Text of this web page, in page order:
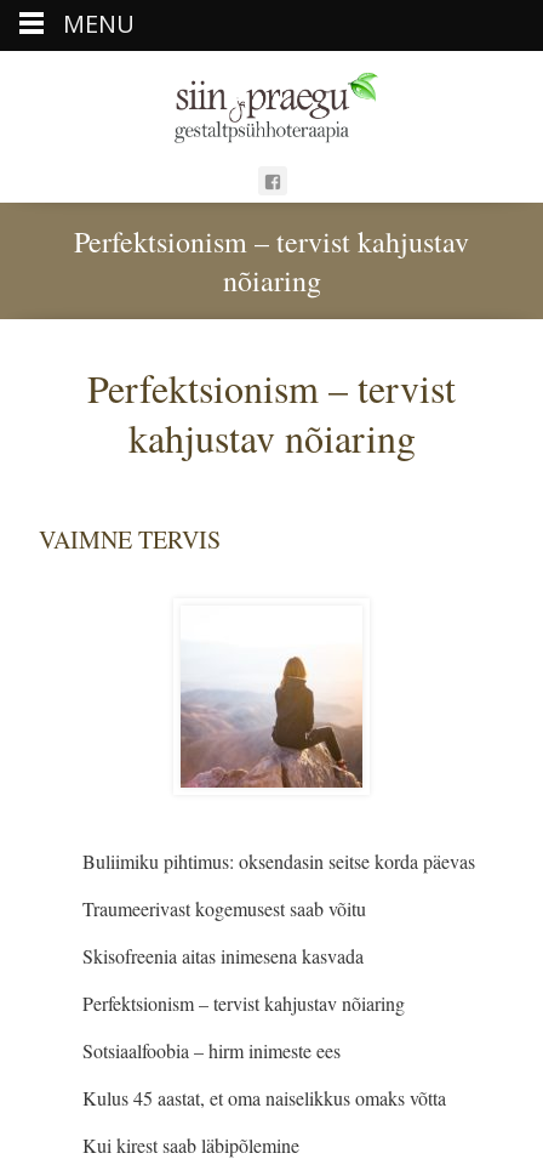
Perfektsionism – tervist kahjustav
nõiaring
Perfektsionism – tervist
kahjustav nõiaring
VAIMNE TERVIS
Buliimiku pihtimus: oksendasin seitse korda päevas
Traumeerivast kogemusest saab võitu
Skisofreenia aitas inimesena kasvada
Perfektsionism – tervist kahjustav nõiaring
Sotsiaalfoobia – hirm inimeste ees
Kulus 45 aastat, et oma naiselikkus omaks võtta
Kui kirest saab läbipõlemine
MENU